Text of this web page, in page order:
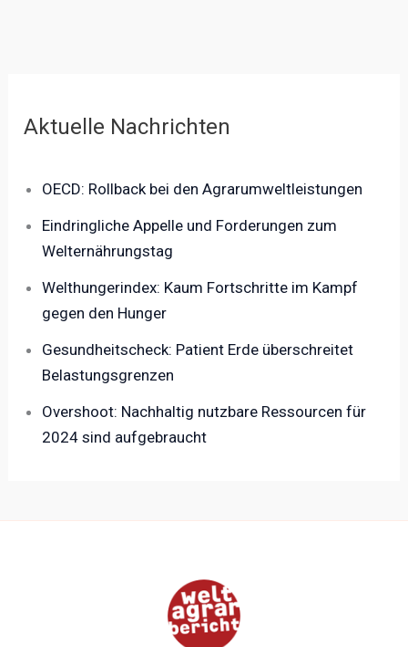
Aktuelle Nachrichten
OECD: Rollback bei den Agrarumweltleistungen
Eindringliche Appelle und Forderungen zum
Welternährungstag
Welthungerindex: Kaum Fortschritte im Kampf
gegen den Hunger
Gesundheitscheck: Patient Erde überschreitet
Belastungsgrenzen
Overshoot: Nachhaltig nutzbare Ressourcen für
2024 sind aufgebraucht